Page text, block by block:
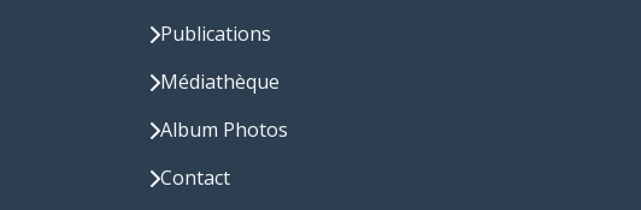
Publications
Médiathèque
Album Photos
Contact